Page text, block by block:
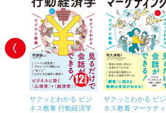
サクッとわかる ビジ
ネス教養 行動経済学
サクッとわかる ビジ
ネス教養 マーケティ